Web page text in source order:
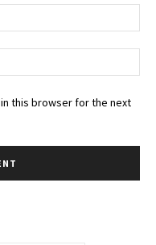
this browser for the next